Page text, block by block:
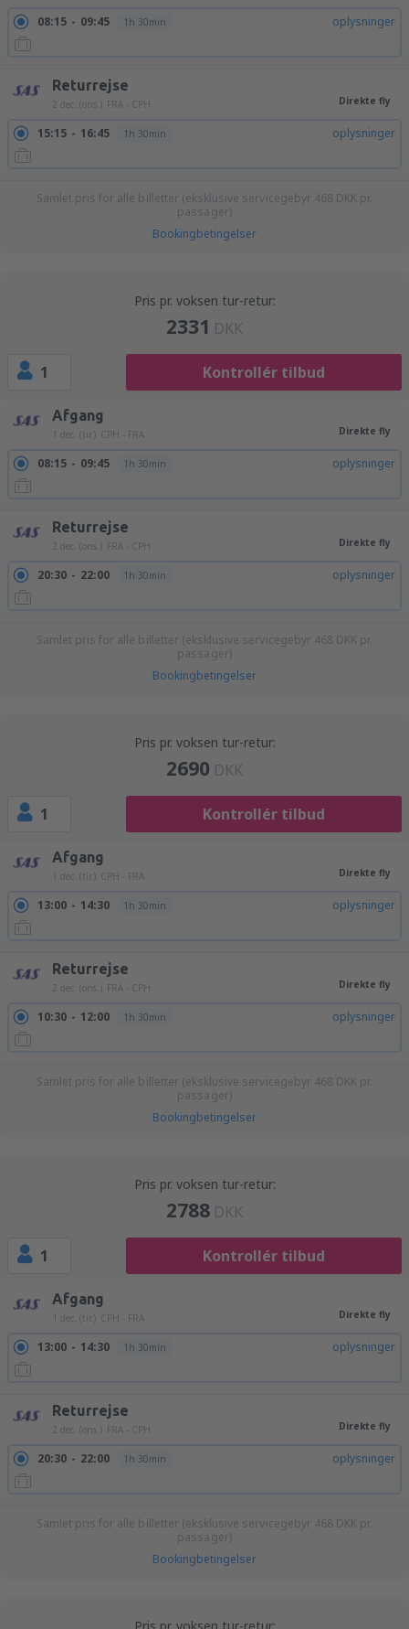
08:15 09:45 1h 30min oplysninger
Returrejse
2 dec. (ons.) FRA - CPH Direkte fly
15:15 16:45 1h 30min oplysninger
Samlet pris for alle billetter (eksklusive servicegebyr 468 DKK pr.
passager)
Bookingbetingelser
Pris pr. voksen tur-retur:
2331 DKK
1 Kontrollér tilbud
Afgang
1 dec. (tir.) CPH - FRA Direkte fly
08:15 09:45 1h 30min oplysninger
Returrejse
2 dec. (ons.) FRA - CPH Direkte fly
20:30 22:00 1h 30min oplysninger
Samlet pris for alle billetter (eksklusive servicegebyr 468 DKK pr.
passager)
Bookingbetingelser
Pris pr. voksen tur-retur:
2690 DKK
1 Kontrollér tilbud
Afgang
1 dec. (tir.) CPH - FRA Direkte fly
13:00 14:30 1h 30min oplysninger
Returrejse
2 dec. (ons.) FRA - CPH Direkte fly
10:30 12:00 1h 30min oplysninger
Samlet pris for alle billetter (eksklusive servicegebyr 468 DKK pr.
passager)
Bookingbetingelser
Pris pr. voksen tur-retur:
2788 DKK
1 Kontrollér tilbud
Afgang
1 dec. (tir.) CPH - FRA Direkte fly
13:00 14:30 1h 30min oplysninger
Returrejse
2 dec. (ons.) FRA - CPH Direkte fly
20:30 22:00 1h 30min oplysninger
Samlet pris for alle billetter (eksklusive servicegebyr 468 DKK pr.
passager)
Bookingbetingelser